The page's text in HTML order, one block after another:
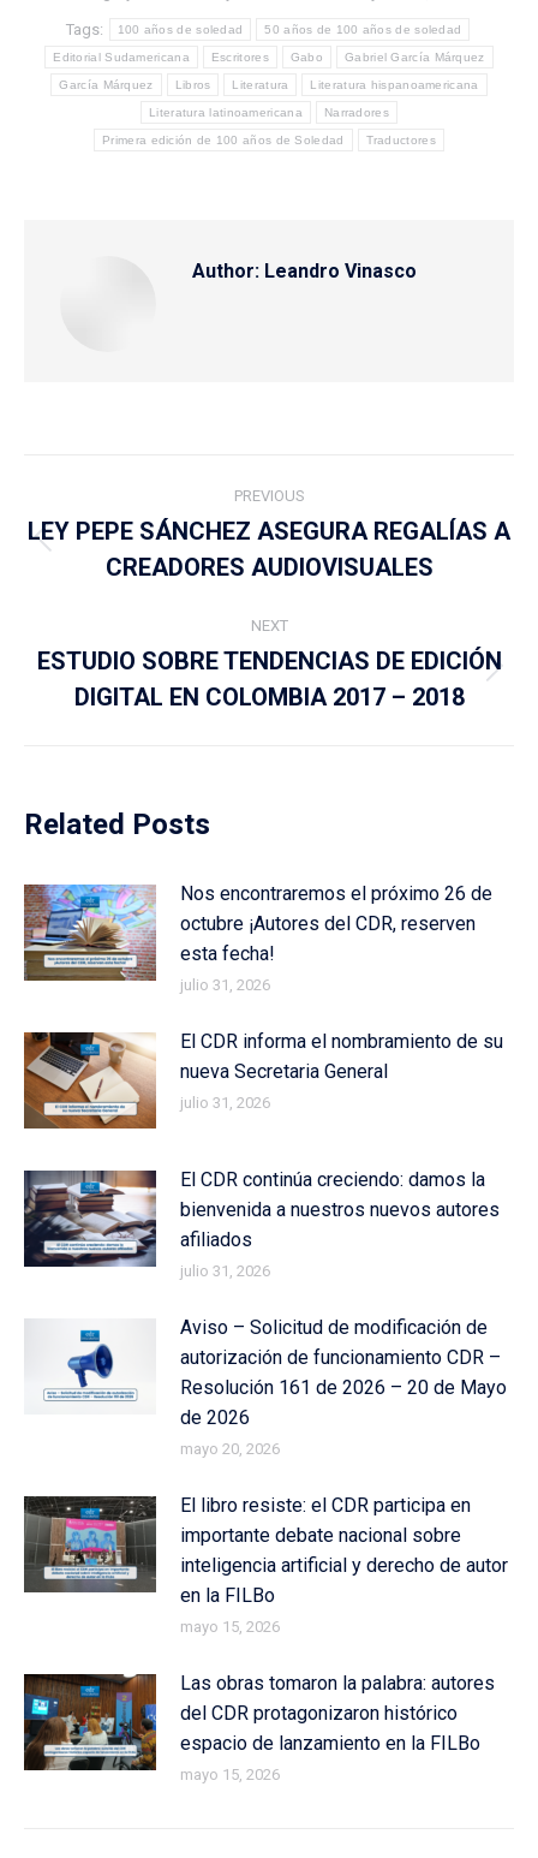
Tags: 100 años de soledad 50 años de 100 años de soledad
Editorial Sudamericana Escritores Gabo Gabriel García Márquez
García Márquez Libros Literatura Literatura hispanoamericana
Literatura latinoamericana Narradores
Primera edición de 100 años de Soledad Traductores
Author: Leandro Vinasco
navigation
PREVIOUS
post:
LEY PEPE SÁNCHEZ ASEGURA REGALÍAS A
CREADORES AUDIOVISUALES
NEXT
post:
ESTUDIO SOBRE TENDENCIAS DE EDICIÓN
DIGITAL EN COLOMBIA 2017 – 2018
Related Posts
Nos encontraremos el próximo 26 de
octubre ¡Autores del CDR, reserven
esta fecha!
julio 31, 2026
El CDR informa el nombramiento de su
nueva Secretaria General
julio 31, 2026
El CDR continúa creciendo: damos la
bienvenida a nuestros nuevos autores
afiliados
julio 31, 2026
Aviso – Solicitud de modificación de
autorización de funcionamiento CDR –
Resolución 161 de 2026 – 20 de Mayo
de 2026
mayo 20, 2026
El libro resiste: el CDR participa en
importante debate nacional sobre
inteligencia artificial y derecho de autor
en la FILBo
mayo 15, 2026
Las obras tomaron la palabra: autores
del CDR protagonizaron histórico
espacio de lanzamiento en la FILBo
mayo 15, 2026